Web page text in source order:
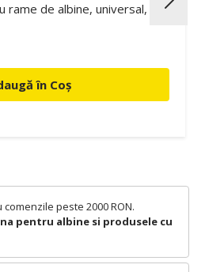
peste 2000 RON.
pentru albine si produsele cu
rame de albine, universal,
în Coș